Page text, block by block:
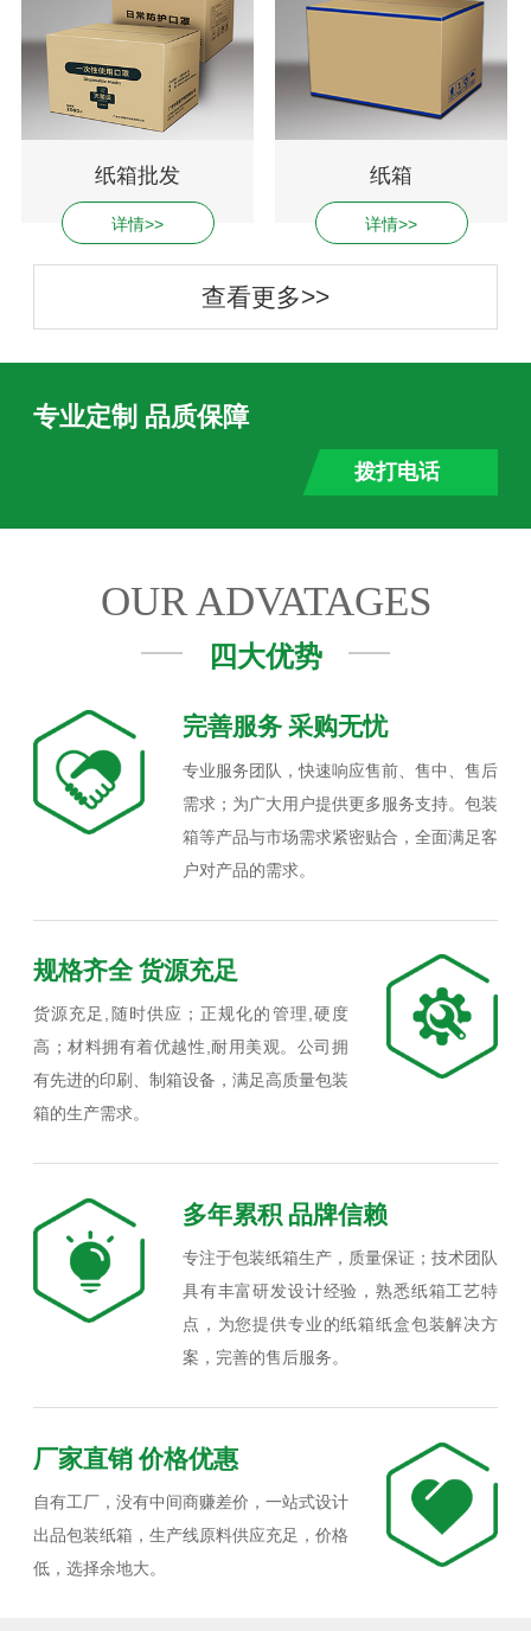
纸箱批发
详情>>
纸箱
详情>>
查看更多>>
专业定制 品质保障
拨打电话
OUR ADVATAGES
四大优势
完善服务 采购无忧
专业服务团队，快速响应售前、售中、售后
需求；为广大用户提供更多服务支持。包装
箱等产品与市场需求紧密贴合，全面满足客
户对产品的需求。
规格齐全 货源充足
货源充足,随时供应；正规化的管理,硬度
高；材料拥有着优越性,耐用美观。公司拥
有先进的印刷、制箱设备，满足高质量包装
箱的生产需求。
多年累积 品牌信赖
专注于包装纸箱生产，质量保证；技术团队
具有丰富研发设计经验，熟悉纸箱工艺特
点，为您提供专业的纸箱纸盒包装解决方
案，完善的售后服务。
厂家直销 价格优惠
自有工厂，没有中间商赚差价，一站式设计
出品包装纸箱，生产线原料供应充足，价格
低，选择余地大。